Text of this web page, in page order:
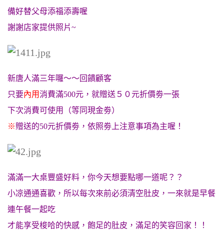
備好替父母添福添壽喔
謝謝店家提供照片~
新唐人滿三年囉～～回饋顧客
只要內用消費滿500元，就贈送５０元折價劵一張
下次消費可使用（等同現金劵）
※贈送的50元折價劵，依照劵上注意事項為主喔！
滿滿一大桌豐盛好料，你今天想要點哪一道呢？？
小凉通通喜歡，所以每次來前必須清空肚皮，一來就是早餐
連午餐一起吃
才能享受梭哈的快感， 飽足的肚皮，滿足的笑容回家！！